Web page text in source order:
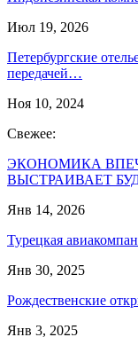
Июл 19, 2026
Петербургские
передачей…
Ноя 10, 2024
Свежее:
ЭКОНОМИКА
ВЫСТРАИВАЕТ
Янв 14, 2026
Турецкая
Янв 30, 2025
Рождественские
Янв 3, 2025